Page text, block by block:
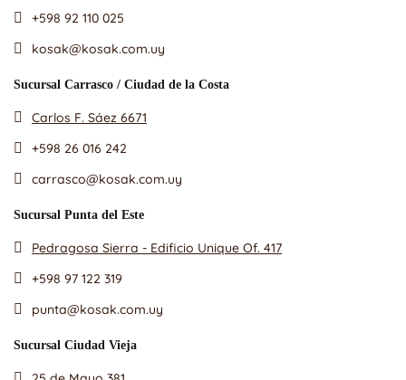
+598 92 110 025
kosak@kosak.com.uy
Sucursal Carrasco / Ciudad de la Costa
Carlos F. Sáez 6671
+598 26 016 242
carrasco@kosak.com.uy
Sucursal Punta del Este
Pedragosa Sierra - Edificio Unique Of. 417
+598 97 122 319
punta@kosak.com.uy
Sucursal Ciudad Vieja